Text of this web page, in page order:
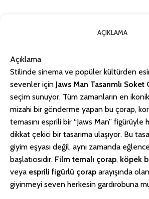
AÇIKLAMA
Açıklama
Stilinde sinema ve popüler kültürden
sevenler için Jaws Man Tasarımlı Soket
seçim sunuyor. Tüm zamanların en
mizahi bir gönderme yapan bu çorap,
temasını esprili bir “Jaws Man” figürüyle
dikkat çekici bir tasarıma ulaşıyor. Bu
giyim eşyası değil, aynı zamanda
başlatıcısıdır. Film temalı çorap, köpek
veya esprili figürlü çorap arayışında
giyinmeyi seven herkesin gardırobuna